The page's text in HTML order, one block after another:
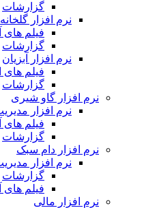
گزارشات
نرم افزار گلخانه
فیلم
گزارشات
نرم افزار آبزیان
فیلم
گزارشات
نرم افزار گاو شیری
نرم افزار مدیریت گاو شیری
فیلم
گزارشات
نرم افزار دام سبک
نرم افزار مدیریت دام سبک
گزارشات
فیلم
نرم افزار مالی